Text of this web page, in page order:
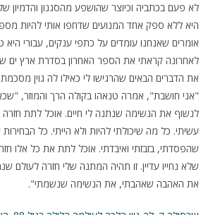
לא פעם בכתביה וכיוצר שהושפע מהסגנון והדמיון
היא ללא ספק אחד המנועים שדחפו אותי להיות
אומרים שאנחנו עומדים על כתפי ענקים, עבורי היא
לאחרונה קראתי את הספר האחרון בסדרת ארץ ים
את הדברים הבאים שהרגישו לי כאילו לה גוין
"אני חושבת", אמרה טנאהו בקולה הרך והמוזר,
לנשוף את הנשימה שנתנה לי חיים. אוכל לתת
עשיתי. כל מה שיכולתי להיות ולא הייתי. כל
שהפסדתי, בזבזתי ואיבדתי. אוכל לתת את כל אלו
שלא נחייו עדיין. זו תהיה המתנה שלי חזרה לעולם
את האהבה שאהבתי, את הנשימה שנשמתי".